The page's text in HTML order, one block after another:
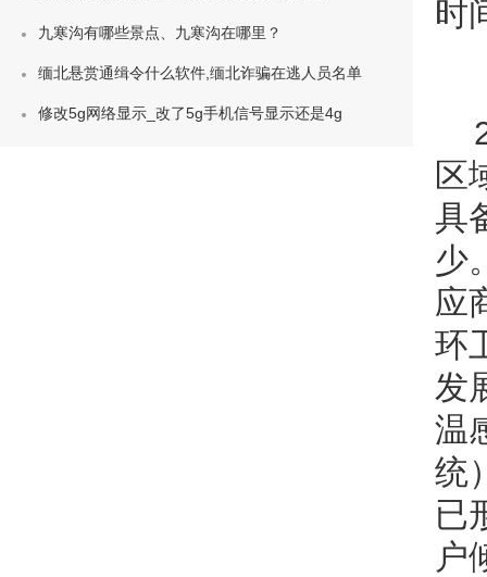
时
区
具
少
应
环
发
温
统
已
户
九寒沟有哪些景点、九寒沟在哪里？
缅北悬赏通缉令什么软件,缅北诈骗在逃人员名单
修改5g网络显示_改了5g手机信号显示还是4g